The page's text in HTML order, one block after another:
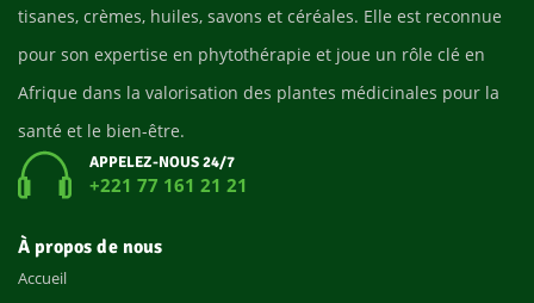
tisanes, crèmes, huiles, savons et céréales. Elle est reconnue
pour son expertise en phytothérapie et joue un rôle clé en
Afrique dans la valorisation des plantes médicinales pour la
santé et le bien-être.
APPELEZ-NOUS 24/7
+221 77 161 21 21
À propos de nous
Accueil